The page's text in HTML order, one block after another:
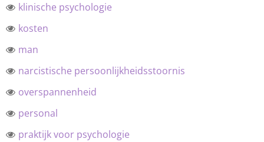
klinische psychologie
kosten
man
narcistische persoonlijkheidsstoornis
overspannenheid
personal
praktijk voor psychologie